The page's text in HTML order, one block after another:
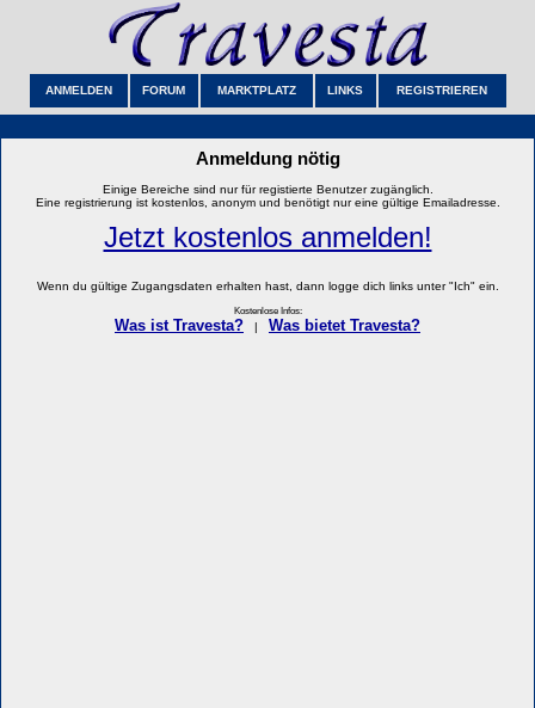
ANMELDEN FORUM MARKTPLATZ LINKS REGISTRIEREN
Anmeldung nötig
Einige Bereiche sind nur für registierte Benutzer zugänglich.
Eine registrierung ist kostenlos, anonym und benötigt nur eine gültige Emailadresse.
Jetzt kostenlos anmelden!
Wenn du gültige Zugangsdaten erhalten hast, dann logge dich links unter "Ich" ein.
Kostenlose Infos:
Was ist Travesta? Was bietet Travesta?